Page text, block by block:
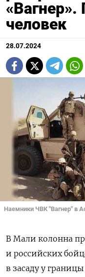
«Вагнер».
человек
28.07.2024
Наемники ЧВК "Вагнер" в
В Мали колонна
и российских
в засаду у